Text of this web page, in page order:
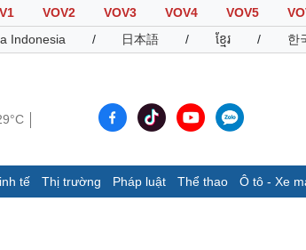
VOV2 VOV3 VOV4 VOV5
Indonesia / 日本語 / ខ្មែរ / 한
tế Thị trường Pháp luật Thể thao Ô tô - Xe